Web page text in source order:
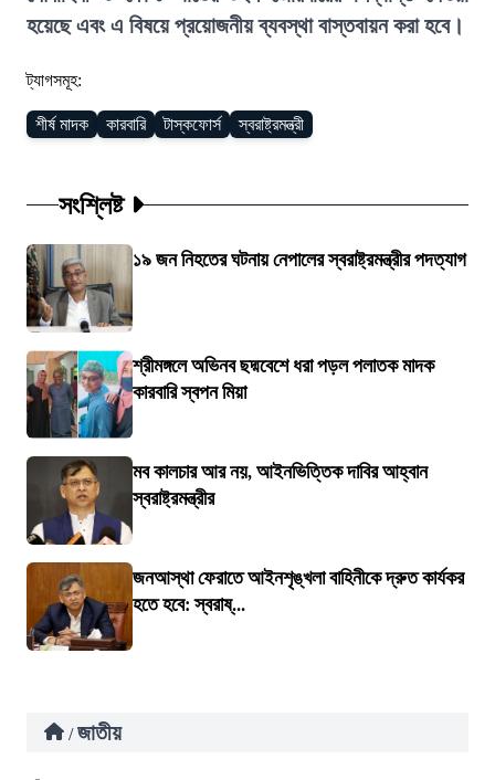
হয়েছে এবং এ বিষয়ে প্রয়োজনীয় ব্যবস্থা বাস্তবায়ন করা হবে।
ট্যাগসমূহ:
শীর্ষ মাদক কারবারি টাস্কফোর্স স্বরাষ্ট্রমন্ত্রী
সংশ্লিষ্ট
১৯ জন নিহতের ঘটনায় নেপালের স্বরাষ্ট্রমন্ত্রীর পদত্যাগ
শ্রীমঙ্গলে অভিনব ছদ্মবেশে ধরা পড়ল পলাতক মাদক
কারবারি স্বপন মিয়া
মব কালচার আর নয়, আইনভিত্তিক দাবির আহ্বান
স্বরাষ্ট্রমন্ত্রীর
জনআস্থা ফেরাতে আইনশৃঙ্খলা বাহিনীকে দ্রুত কার্যকর
হতে হবে: স্বরাষ্...
/ জাতীয়